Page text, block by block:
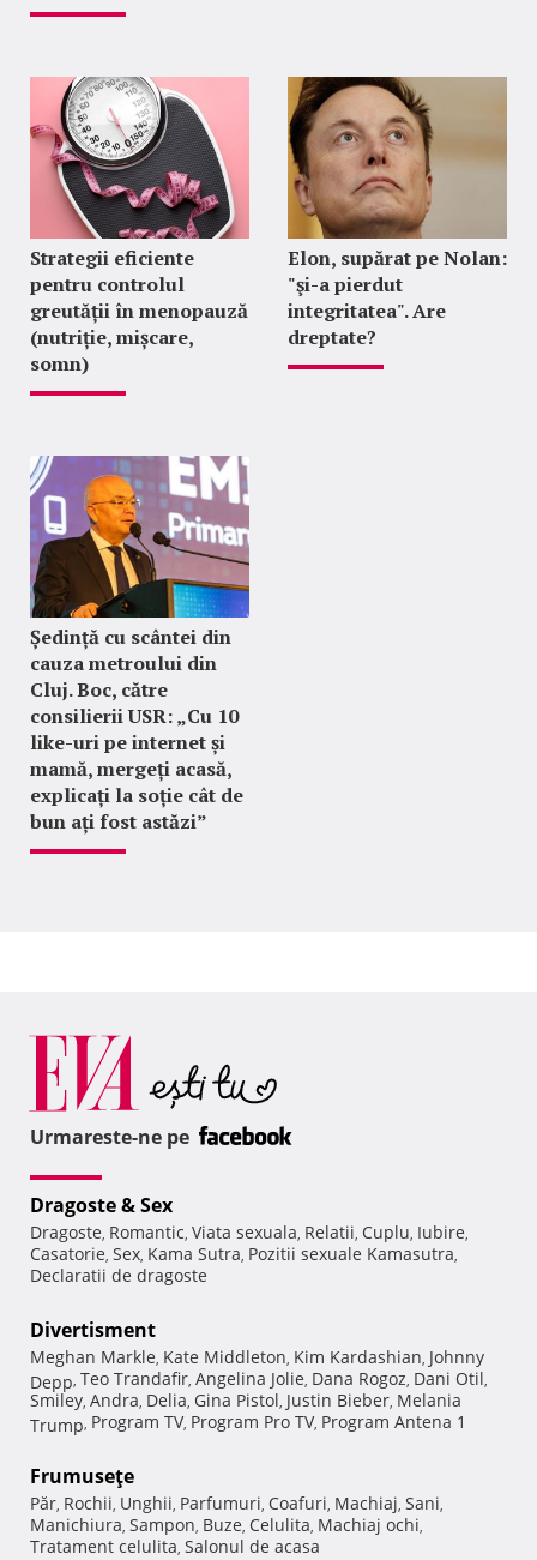
Strategii eficiente
pentru controlul
greutății în menopauză
(nutriție, mișcare,
somn)
Elon, supărat pe Nolan:
"şi-a pierdut
integritatea". Are
dreptate?
Ședință cu scântei din
cauza metroului din
Cluj. Boc, către
consilierii USR: „Cu 10
like-uri pe internet și
mamă, mergeți acasă,
explicați la soție cât de
bun ați fost astăzi”
Urmareste-ne pe
Dragoste & Sex
Dragoste, Romantic, Viata sexuala, Relatii, Cuplu, Iubire,
Casatorie, Sex, Kama Sutra, Pozitii sexuale Kamasutra,
Declaratii de dragoste
Divertisment
Meghan Markle, Kate Middleton, Kim Kardashian, Johnny
Depp, Teo Trandafir, Angelina Jolie, Dana Rogoz, Dani Otil,
Smiley, Andra, Delia, Gina Pistol, Justin Bieber, Melania
Trump, Program TV, Program Pro TV, Program Antena 1
Frumuseţe
Păr, Rochii, Unghii, Parfumuri, Coafuri, Machiaj, Sani,
Manichiura, Sampon, Buze, Celulita, Machiaj ochi,
Tratament celulita, Salonul de acasa